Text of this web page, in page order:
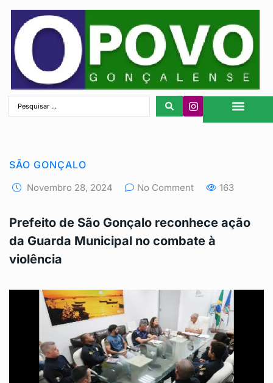
SÃO GONÇALO
Novembro 28, 2024 No Comment 163
Prefeito de São Gonçalo reconhece ação
da Guarda Municipal no combate à
violência